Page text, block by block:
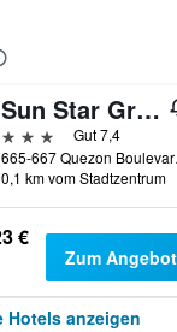
Sun Star Grand Hotel
3 Sterne
Gut 7,4
665-
0,1 km vom Stadtzentrum
€
Zum Angebot
Hotels anzeigen